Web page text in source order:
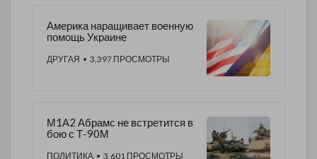
Америка наращивает военную
помощь Украине
ДРУГАЯ • 3,397 ПРОСМОТРЫ
М1А2 Абрамс не встретится в
бою с Т-90М
ПОЛИТИКА • 3,601 ПРОСМОТРЫ